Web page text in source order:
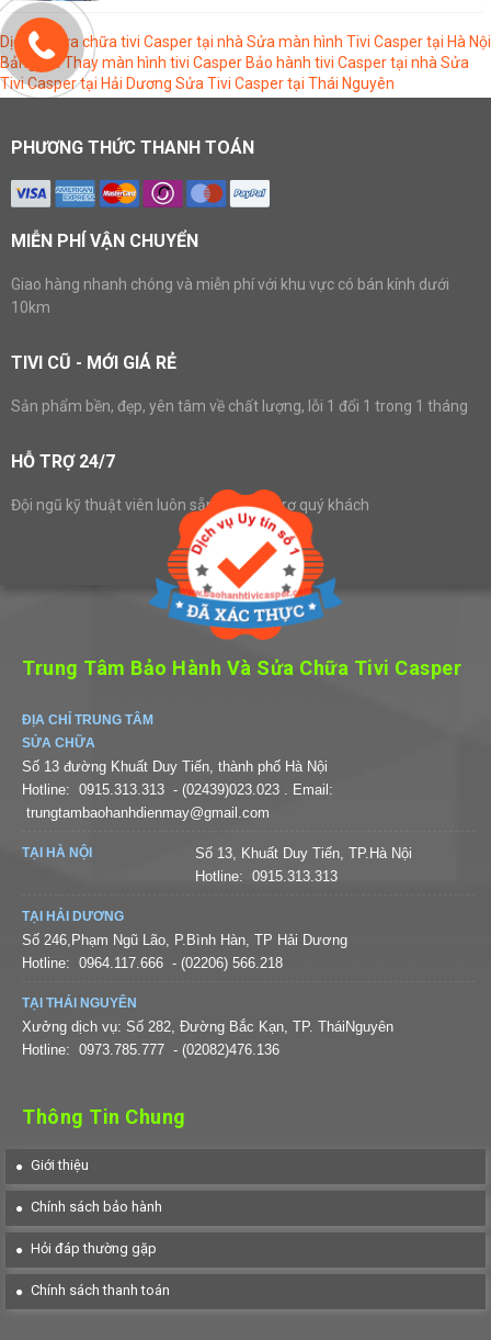
Dịch vụ sửa chữa tivi Casper tại nhà Sửa màn hình Tivi Casper tại Hà Nội
Bảng giá Thay màn hình tivi Casper Bảo hành tivi Casper tại nhà Sửa
Tivi Casper tại Hải Dương Sửa Tivi Casper tại Thái Nguyên
PHƯƠNG THỨC THANH TOÁN
MIỄN PHÍ VẬN CHUYỂN
Giao hàng nhanh chóng và miễn phí với khu vực có bán kính dưới
10km
TIVI CŨ - MỚI GIÁ RẺ
Sản phẩm bền, đẹp, yên tâm về chất lượng, lỗi 1 đổi 1 trong 1 tháng
HỖ TRỢ 24/7
Đội ngũ kỹ thuật viên luôn sẵn sàng hỗ trợ quý khách
Trung Tâm Bảo Hành Và Sửa Chữa Tivi Casper
ĐỊA CHỈ TRUNG TÂM
SỬA CHỮA
Số 13 đường Khuất Duy Tiến, thành phố Hà Nội
Hotline: 0915.313.313 - (02439)023.023
. Email:
trungtambaohanhdienmay@gmail.com
TẠI HÀ NỘI
Số 13, Khuất Duy Tiến, TP.Hà Nội
Hotline: 0915.313.313
TẠI HẢI DƯƠNG
Số 246,Phạm Ngũ Lão, P.Bình Hàn, TP Hải Dương
Hotline: 0964.117.666 - (02206) 566.218
TẠI THÁI NGUYÊN
Xưởng dịch vụ: Số 282, Đường Bắc Kạn, TP. TháiNguyên
Hotline: 0973.785.777 - (02082)476.136
Thông Tin Chung
Giới thiệu
Chính sách bảo hành
Hỏi đáp thường gặp
Chính sách thanh toán